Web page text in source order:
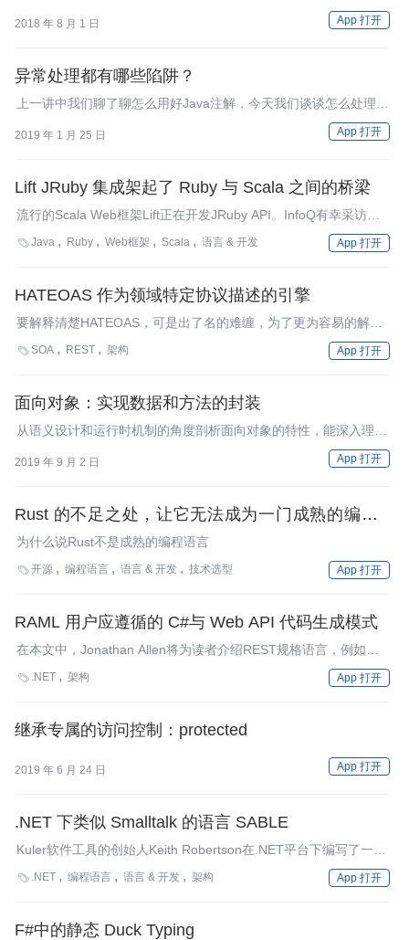
协议约定用WSDL、传输协议用HTTP、服务发现用UDDL。
2018 年 8 月 1 日 App 打开
异常处理都有哪些陷阱？
上一讲中我们聊了聊怎么用好Java注解，今天我们谈谈怎么处理异
2019 年 1 月 25 日 App 打开
Lift JRuby 集成架起了 Ruby 与 Scala 之间的桥梁
流行的Scala Web框架Lift正在开发JRuby API。InfoQ有幸采访到
了Lift创建者David Pollak以了解为何Ruby开发者会使用Lift，整合
Java Ruby Web框架 Scala 语言 & 开发 App 打开
HATEOAS 作为领域特定协议描述的引擎
要解释清楚HATEOAS，可是出了名的难缠，为了更为容易的解释
它，Nick Gall探讨了将它作为领域特定协议描述来进行表达这一观
SOA REST 架构 App 打开
面向对象：实现数据和方法的封装
从语义设计和运行时机制的角度剖析面向对象的特性，能深入理解
它的实现机制，从而在日常编程工作中更好地运用面向对象的特
性。
2019 年 9 月 2 日 App 打开
Rust 的不足之处，让它无法成为一门成熟的编程语
言
为什么说Rust不是成熟的编程语言
开源 编程语言 语言 & 开发 技术选型 App 打开
RAML 用户应遵循的 C#与 Web API 代码生成模式
在本文中，Jonathan Allen将为读者介绍REST规格语言，例如
RAML、Swagger以及API Blueprint的使用者在为C#和ASP.NET
Web API生成代码时应遵循的一些设计模式。本文涵盖的主题包括
 .NET 架构 App 打开
继承专属的访问控制：protected
2019 年 6 月 24 日 App 打开
.NET 下类似 Smalltalk 的语言 SABLE
Kuler软件工具的创始人Keith Robertson在.NET平台下编写了一门
类似Smalltalk的语言，名为SABLE。该语言具有Smalltalk语法提
 .NET 编程语言 语言 & 开发 架构 App 打开
F#中的静态 Duck Typing